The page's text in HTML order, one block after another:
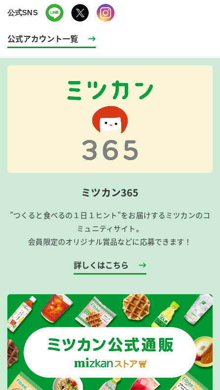
公式SNS
公式アカウント一覧
ミツカン365
”つくると食べるの１日１ヒント”をお届けするミツカンのコ
ミュニティサイト。
会員限定のオリジナル賞品などに応募できます！
詳しくはこちら